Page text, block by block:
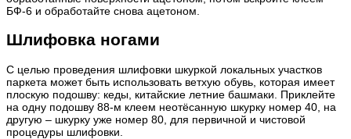
БФ-6 и обработайте снова ацетоном.
Шлифовка ногами
С целью проведения шлифовки шкуркой локальных участков
паркета может быть использовать ветхую обувь, которая имеет
плоскую подошву: кеды, китайские летние башмаки. Приклейте
на одну подошву 88-м клеем неотёсанную шкурку номер 40, на
другую – шкурку уже номер 80, для первичной и чистовой
процедуры шлифовки.